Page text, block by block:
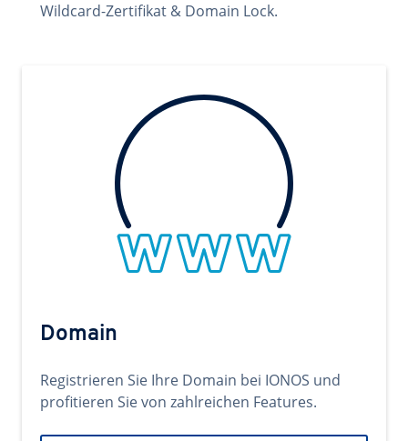
Wildcard-Zertifikat & Domain Lock.
Domain
Registrieren Sie Ihre Domain bei IONOS und
profitieren Sie von zahlreichen Features.